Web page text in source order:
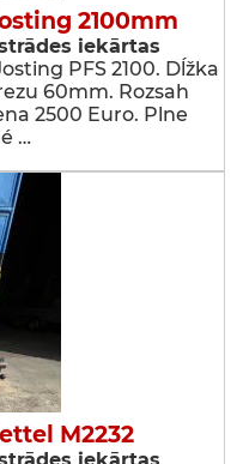
2100mm
iekārtas
PFS 2100. Dĺžka
60mm. Rozsah
2500 Euro. Plne
…
M2232